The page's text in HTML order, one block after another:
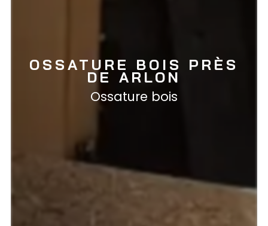
OSSATURE BOIS PRÈS
DE ARLON
Ossature bois